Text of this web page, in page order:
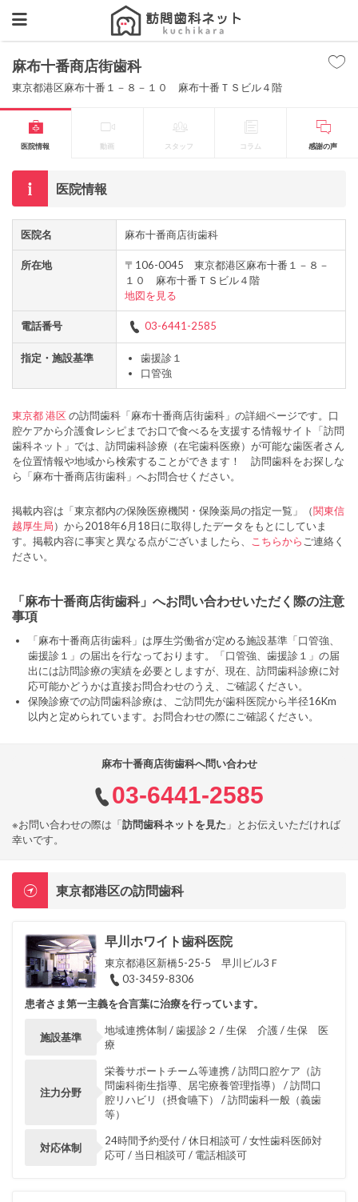
麻布十番商店街歯科
東京都港区麻布十番１－８－１０ 麻布十番ＴＳビル４階
医院情報 動画 スタッフ コラム 感謝の声
医院情報
医院名 麻布十番商店街歯科
所在地
〒106-0045 東京都港区麻布十番１－８－
１０ 麻布十番ＴＳビル４階
地図を見る
電話番号 03-6441-2585
指定・施設基準
歯援診１
口管強
東京都港区の訪問歯科「麻布十番商店街歯科」の詳細ページです。口
腔ケアから介護食レシピまでお口で食べるを支援する情報サイト「訪問
歯科ネット」では、訪問歯科診療（在宅歯科医療）が可能な歯医者さん
を位置情報や地域から検索することができます！ 訪問歯科をお探しな
ら「麻布十番商店街歯科」へお問合せください。
掲載内容は「東京都内の保険医療機関・保険薬局の指定一覧」（関東信
越厚生局）から2018年6月18日に取得したデータをもとにしていま
す。掲載内容に事実と異なる点がございましたら、
こちらから ご連絡く
ださい。
「麻布十番商店街歯科」へお問い合わせいただく際の注意
事項
「麻布十番商店街歯科」は厚生労働省が定める施設基準「口管強、
歯援診１」の届出を行なっております。「口管強、歯援診１」の届
出には訪問診療の実績を必要としますが、現在、訪問歯科診療に対
応可能かどうかは直接お問合わせのうえ、ご確認ください。
保険診療での訪問歯科診療は、ご訪問先が歯科医院から半径16Km
以内と定められています。お問合わせの際にご確認ください。
麻布十番商店街歯科へ問い合わせ
03-6441-2585
※お問い合わせの際は「訪問歯科ネットを見た 」とお伝えいただければ
幸いです。
東京都港区の訪問歯科
早川ホワイト歯科医院
東京都港区新橋5-25-5 早川ビル3Ｆ
03-3459-8306
患者さま第一主義を合言葉に治療を行っています。
施設基準
地域連携体制 / 歯援診２ / 生保 介護 / 生保 医
療
注力分野
栄養サポートチーム等連携 / 訪問口腔ケア（訪
問歯科衛生指導、居宅療養管理指導） / 訪問口
腔リハビリ（摂食嚥下） / 訪問歯科一般（義歯
等）
対応体制
24時間予約受付 / 休日相談可 / 女性歯科医師対
応可 / 当日相談可 / 電話相談可